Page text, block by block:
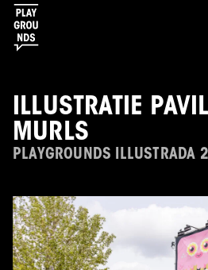
ILLUSTRATIE
MURLS
PLAYGROUNDS ILLUSTRADA